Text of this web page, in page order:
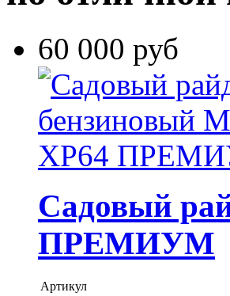
60 000 руб
Садовый
ПРЕМИУМ
Артикул